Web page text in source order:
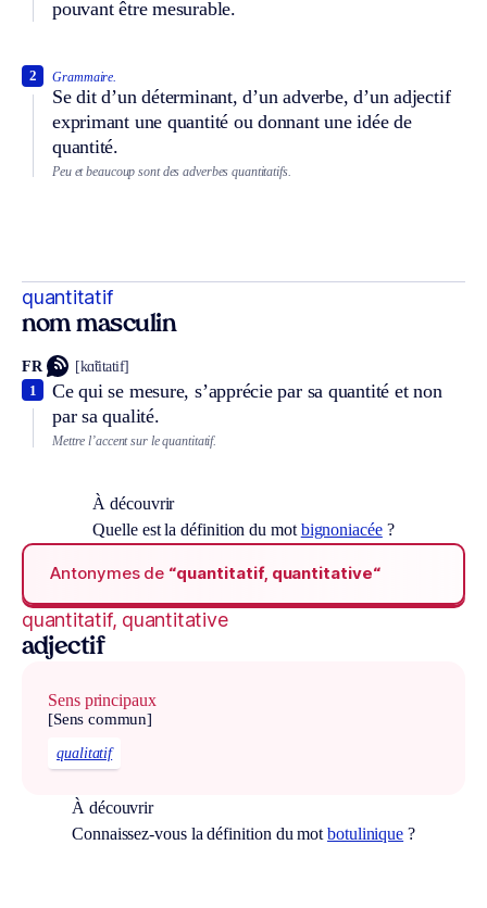
pouvant être mesurable.
Grammaire.
Se dit d’un déterminant, d’un adverbe, d’un adjectif
exprimant une quantité ou donnant une idée de
quantité.
2
Peu et beaucoup sont des adverbes quantitatifs.
quantitatif
nom masculin
FR [kɑ̃titatif]
Ce qui se mesure, s’apprécie par sa quantité et non
par sa qualité.
1
Mettre l’accent sur le quantitatif.
À découvrir
Quelle est la définition du mot bignoniacée?
Antonymes de “quantitatif, quantitative“
quantitatif, quantitative
adjectif
Sens principaux
[Sens commun]
qualitatif
À découvrir
Connaissez-vous la définition du motbotulinique ?